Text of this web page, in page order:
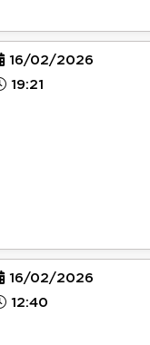
16/02/2026
19:21
16/02/2026
12:40